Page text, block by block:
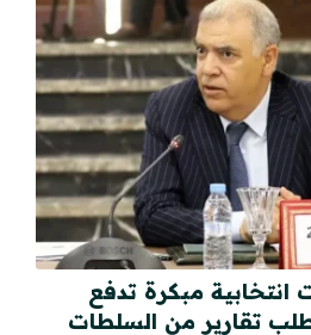
مبكرة تدفع
طلب تقارير من السلطات